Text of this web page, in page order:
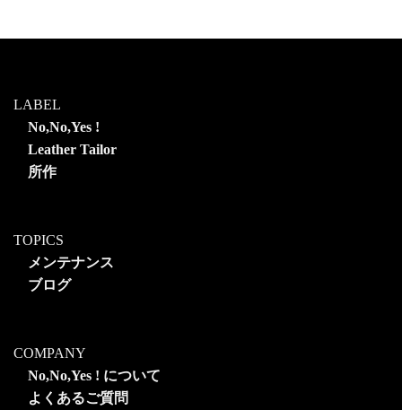
LABEL
No,No,Yes !
Leather Tailor
所作
TOPICS
メンテナンス
ブログ
COMPANY
No,No,Yes ! について
よくあるご質問